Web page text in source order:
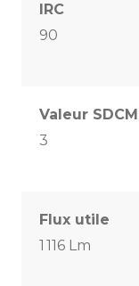
IRC
90
Valeur SDCM
3
Flux utile
1 116 Lm